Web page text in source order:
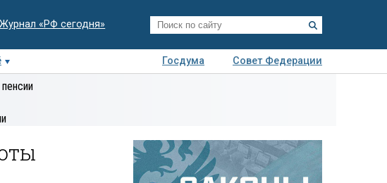
Журнал «РФ сегодня»
Госдума
Совет Федерации
Деловая